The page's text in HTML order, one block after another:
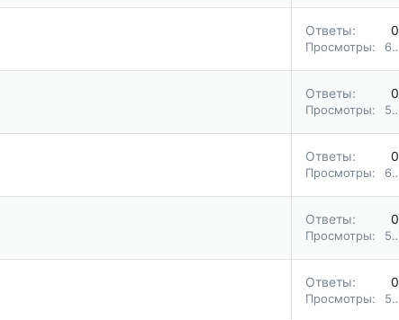
Ответы 0
Просмотры 631
Ответы 0
Просмотры 587
Ответы 0
Просмотры 664
Ответы 0
Просмотры 573
Ответы 0
Просмотры 570